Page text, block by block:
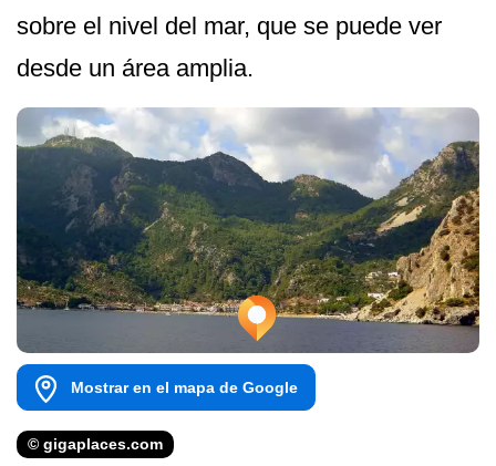
sobre el nivel del mar, que se puede ver
desde un área amplia.
Mostrar en el mapa de Google
© gigaplaces.com